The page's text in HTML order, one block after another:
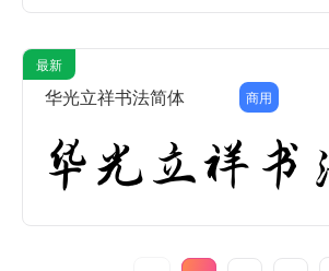
最新
华光立祥书法简体 商用